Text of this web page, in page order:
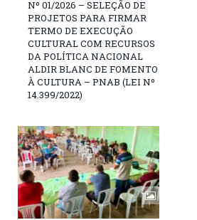
Nº 01/2026 – SELEÇÃO DE
PROJETOS PARA FIRMAR
TERMO DE EXECUÇÃO
CULTURAL COM RECURSOS
DA POLÍTICA NACIONAL
ALDIR BLANC DE FOMENTO
À CULTURA – PNAB (LEI Nº
14.399/2022)